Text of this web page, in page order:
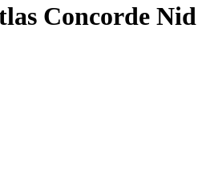
Concorde